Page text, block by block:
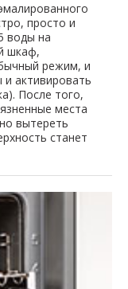
просто и
воды на
шкаф,
режим, и
активировать
После того,
места
вытереть
станет